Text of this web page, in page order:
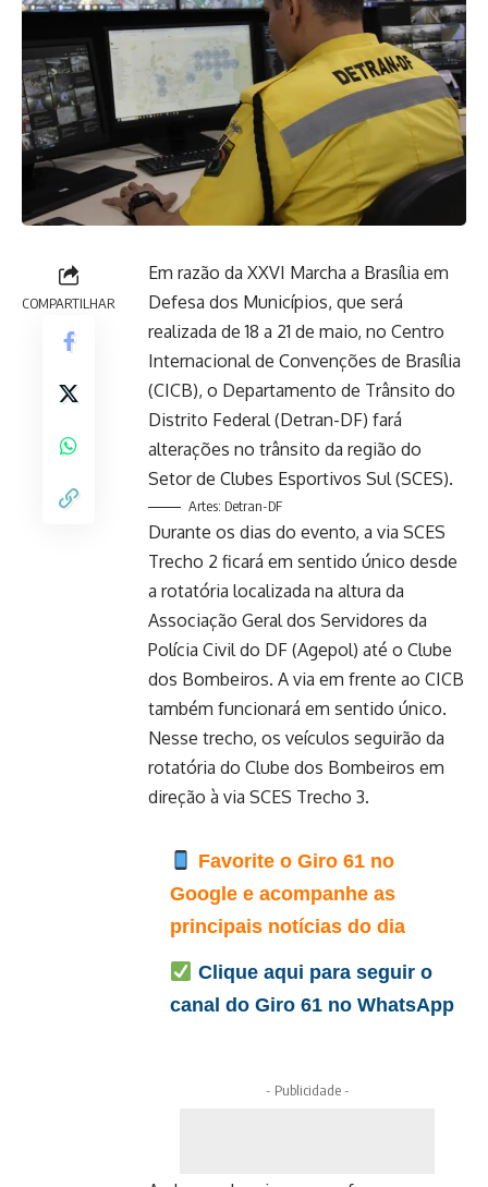
COMPARTILHAR
Em razão da XXVI Marcha a Brasília em
Defesa dos Municípios, que será
realizada de 18 a 21 de maio, no Centro
Internacional de Convenções de Brasília
(CICB), o Departamento de Trânsito do
Distrito Federal (Detran-DF) fará
alterações no trânsito da região do
Setor de Clubes Esportivos Sul (SCES).
Artes: Detran-DF
Durante os dias do evento, a via SCES
Trecho 2 ficará em sentido único desde
a rotatória localizada na altura da
Associação Geral dos Servidores da
Polícia Civil do DF (Agepol) até o Clube
dos Bombeiros. A via em frente ao CICB
também funcionará em sentido único.
Nesse trecho, os veículos seguirão da
rotatória do Clube dos Bombeiros em
direção à via SCES Trecho 3.
Favorite o Giro 61 no
Google e acompanhe as
principais notícias do dia
Clique aqui para seguir o
canal do Giro 61 no WhatsApp
- Publicidade -